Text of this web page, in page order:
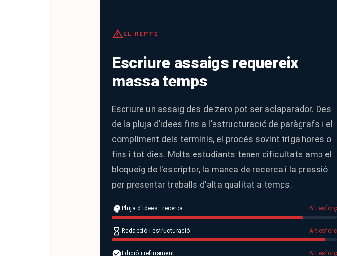
EL REPTE
Escriure assaigs requereix
massa temps
Escriure un assaig des de zero pot ser aclaparador. Des
de la pluja d'idees fins a l'estructuració de paràgrafs i el
compliment dels terminis, el procés sovint triga hores o
fins i tot dies. Molts estudiants tenen dificultats amb el
bloqueig de l'escriptor, la manca de recerca i la pressió
per presentar treballs d'alta qualitat a temps.
Pluja d'idees i recerca Alt esforç
Redacció i estructuració Alt esforç
Edició i refinament Alt esforç